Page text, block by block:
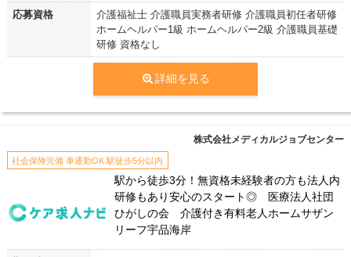
応募資格
介護福祉士 介護職員実務者研修 介護職員初任者研修
ホームヘルパー1級 ホームヘルパー2級 介護職員基礎
研修 資格なし
詳細を見る
株式会社メディカルジョブセンター
社会保険完備 車通勤OK 駅徒歩5分以内
駅から徒歩3分！無資格未経験者の方も法人内
研修もあり安心のスタート◎ 医療法人社団
ひがしの会 介護付き有料老人ホームサザン
リーフ宇品海岸